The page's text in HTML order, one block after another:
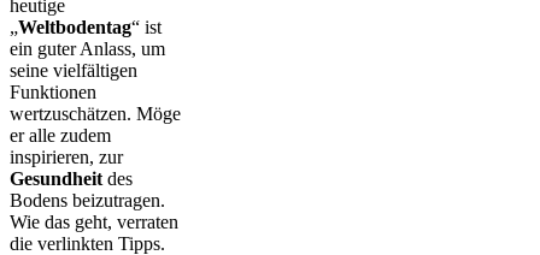
heutige
„Weltbodentag“ ist
ein guter Anlass, um
seine vielfältigen
Funktionen
wertzuschätzen. Möge
er alle zudem
inspirieren, zur
Gesundheit des
Bodens beizutragen.
Wie das geht, verraten
die verlinkten Tipps.